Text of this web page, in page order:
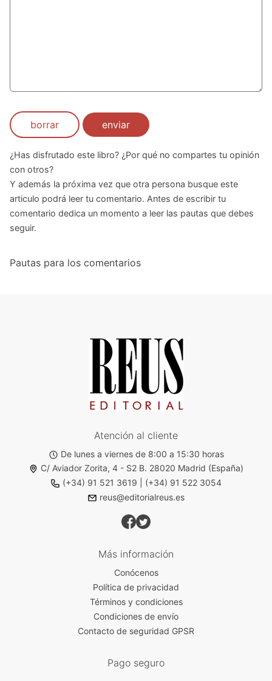
borrar enviar
¿Has disfrutado este libro? ¿Por qué no compartes tu opinión
con otros?
Y además la próxima vez que otra persona busque este
articulo podrá leer tu comentario. Antes de escribir tu
comentario dedica un momento a leer las pautas que debes
seguir.
Pautas para los comentarios
Atención al cliente
De lunes a viernes de 8:00 a 15:30 horas
C/ Aviador Zorita, 4 - S2 B. 28020 Madrid (España)
(+34) 91 521 3619
(+34) 91 522 3054
reus@editorialreus.es
Más información
Conócenos
Política de privacidad
Términos y condiciones
Condiciones de envío
Contacto de seguridad GPSR
Pago seguro